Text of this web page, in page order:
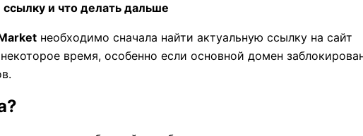
и что делать дальше
необходимо сначала найти актуальную ссылку на сайт
время, особенно если основной домен